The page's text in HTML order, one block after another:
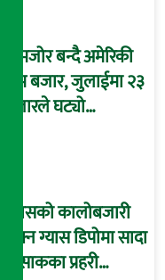
कमजोर बन्दै अमेरिकी
श्रम बजार, जुलाईमा २३
हजारले घट्यो
ग्यासको कालोबजारी
रोक्न ग्यास डिपोमा सादा
पोसाकका प्रहरी